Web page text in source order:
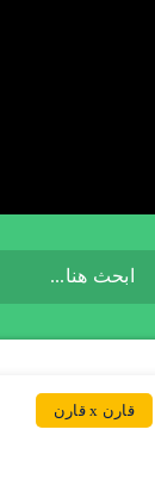
قارن x قارن